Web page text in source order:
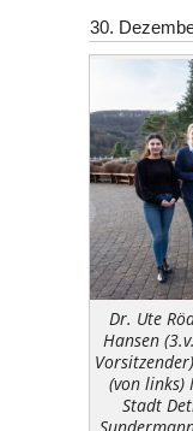
30.
Dr. Ute
Hansen
(von links)
Stadt